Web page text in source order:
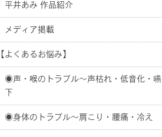
平井あみ 作品紹介
メディア掲載
【よくあるお悩み】
◉声・喉のトラブル〜声枯れ・低音化・嚥
下
◉身体のトラブル〜肩こり・腰痛・冷え